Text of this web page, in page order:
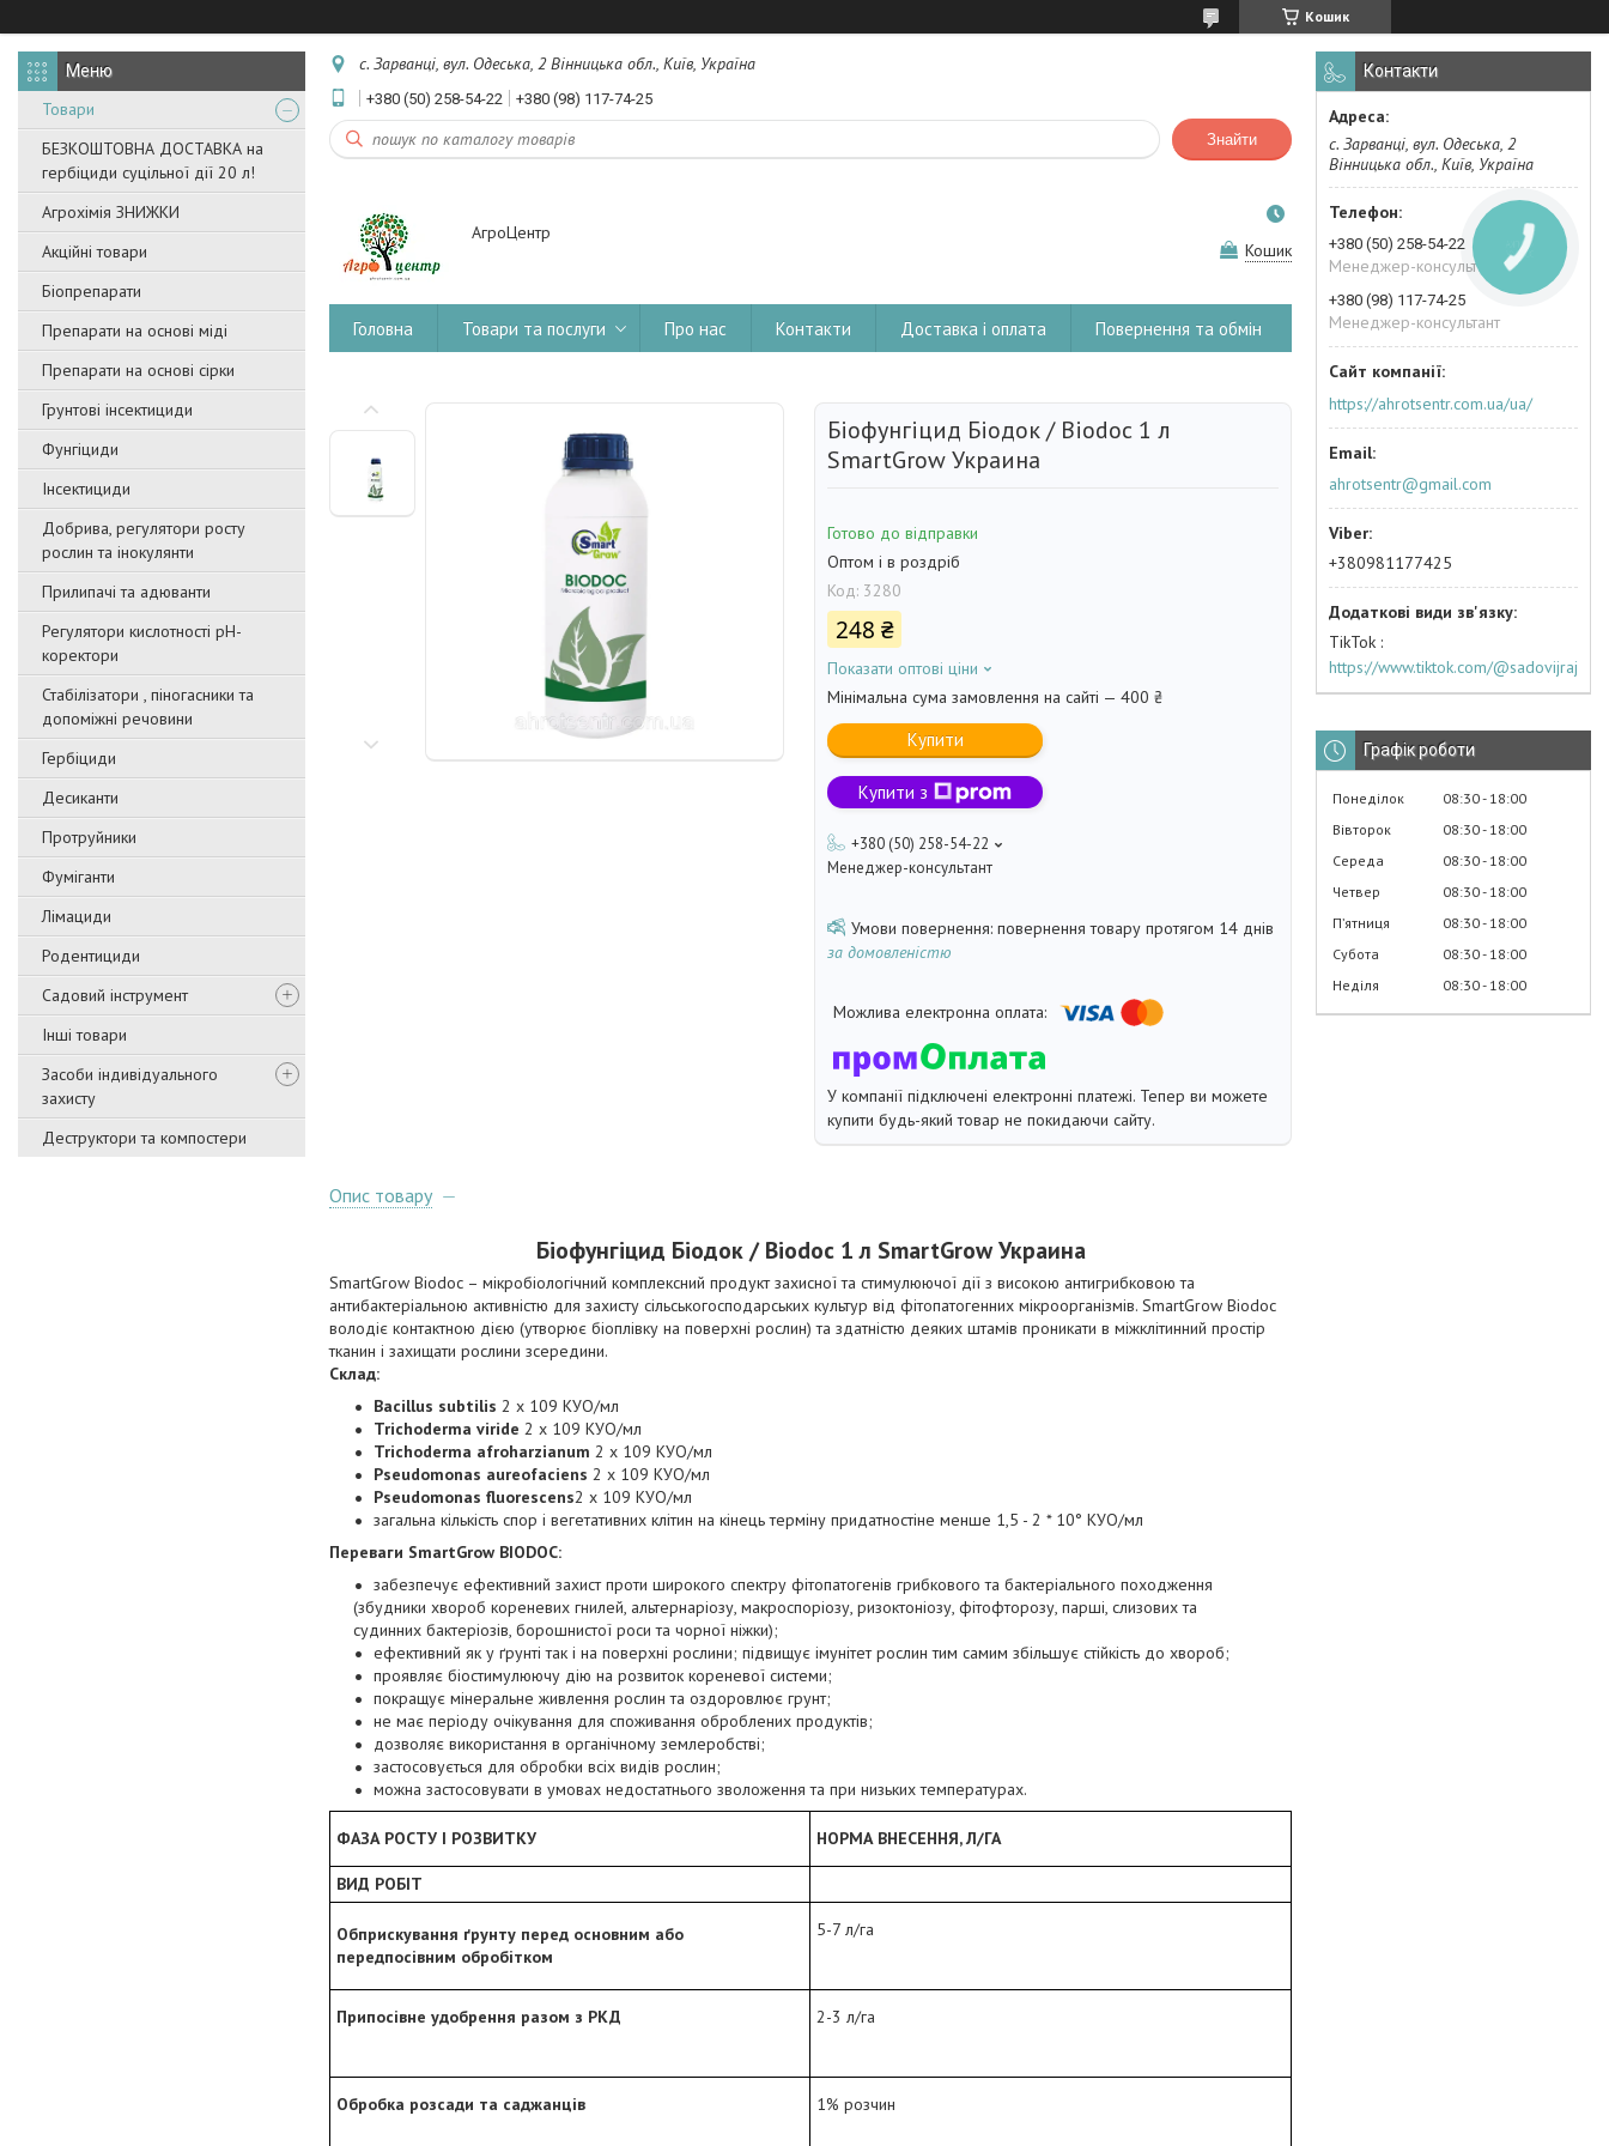
Кошик
Товари
БЕЗКОШТОВНА ДОСТАВКА на
гербіциди суцільної дії 20 л!
Агрохімія ЗНИЖКИ
Акційні товари
Біопрепарати
Препарати на основі міді
Препарати на основі сірки
Грунтові інсектициди
Фунгіциди
Інсектициди
Добрива, регулятори росту
рослин та інокулянти
Прилипачі та адюванти
Регулятори кислотності pН-
коректори
Стабілізатори , піногасники та
допоміжні речовини
Гербіциди
Десиканти
Протруйники
Фуміганти
Лімациди
Родентициди
Садовий інструмент
Інші товари
Засоби індивідуального
захисту
Деструктори та компостери
с. Зарванці, вул. Одеська, 2 Вінницька обл., Київ, Україна
+380 (50) 258-54-22 +380 (98) 117-74-25
Знайти
АгроЦентр
Кошик
Головна Товари та послуги Про нас Контакти Доставка і оплата Повернення та обмін
Біофунгіцид Біодок / Biodoc 1 л
SmartGrow Украина
Готово до відправки
Оптом і в роздріб
Код: 3280
248 ₴
Показати оптові ціни
Мінімальна сума замовлення на сайті — 400 ₴
Купити
Купити з
+380 (50) 258-54-22
Менеджер-консультант
повернення товару протягом 14 днів
за домовленістю
У компанії підключені електронні платежі. Тепер ви можете
купити будь-який товар не покидаючи сайту.
Опис товару
Біофунгіцид Біодок / Biodoc 1 л SmartGrow Украина
SmartGrow Biodoc – мікробіологічний комплексний продукт захисної та стимулюючої дії з високою антигрибковою та
антибактеріальною активністю для захисту сільськогосподарських культур від фітопатогенних мікроорганізмів. SmartGrow Biodoc
володіє контактною дією (утворює біоплівку на поверхні рослин) та здатністю деяких штамів проникати в міжклітинний простір
тканин і захищати рослини зсередини.
Склад:
Bacillus subtilis 2 х 109 КУО/мл
Trichoderma viride 2 х 109 КУО/мл
Trichoderma afroharzianum 2 х 109 КУО/мл
Pseudomonas aureofaciens 2 х 109 КУО/мл
Pseudomonas fluorescens2 х 109 КУО/мл
загальна кількість спор і вегетативних клітин на кінець терміну придатностіне менше 1,5 - 2 * 10° КУО/мл
Переваги SmartGrow BIODOC:
забезпечує ефективний захист проти широкого спектру фітопатогенів грибкового та бактеріального походження
(збудники хвороб кореневих гнилей, альтернаріозу, макроспоріозу, ризоктоніозу, фітофторозу, парші, слизових та
судинних бактеріозів, борошнистої роси та чорної ніжки);
ефективний як у ґрунті так і на поверхні рослини; підвищує імунітет рослин тим самим збільшує стійкість до хвороб;
проявляє біостимулюючу дію на розвиток кореневої системи;
покращує мінеральне живлення рослин та оздоровлює грунт;
не має періоду очікування для споживання оброблених продуктів;
дозволяє використання в органічному землеробстві;
застосовується для обробки всіх видів рослин;
можна застосовувати в умовах недостатнього зволоження та при низьких температурах.
ФАЗА РОСТУ І РОЗВИТКУ НОРМА ВНЕСЕННЯ, Л/ГА
ВИД РОБІТ
Обприскування ґрунту перед основним або
передпосівним обробітком
5-7 л/га
Припосівне удобрення разом з РКД 2-3 л/га
Обробка розсади та саджанців 1% розчин
Контакти
с. Зарванці, вул. Одеська, 2
Вінницька обл., Київ, Україна
+380 (50) 258-54-22
Менеджер-консультант
+380 (98) 117-74-25
Менеджер-консультант
https://ahrotsentr.com.ua/ua/
ahrotsentr@gmail.com
+380981177425
TikTok
https://www.tiktok.com/@sadovijraj
Графік роботи
Понеділок 08:30 18:00
Вівторок
08:30 18:00
Середа
08:30 18:00
Четвер
08:30 18:00
Пʼятниця
08:30 18:00
Субота
08:30 18:00
Неділя
08:30 18:00
КНОПКА
ЗВ'ЯЗКУ